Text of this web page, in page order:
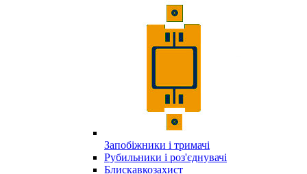
Запобіжники і тримачі
Рубильники і роз'єднувачі
Блискавкозахист